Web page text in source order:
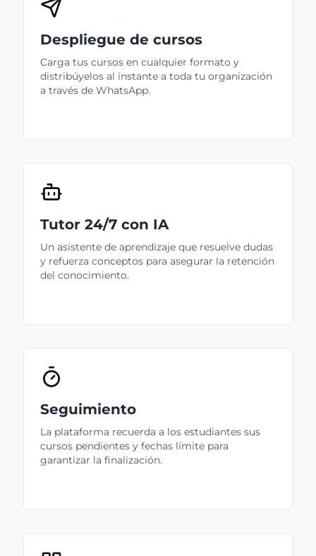
Despliegue de cursos
Carga tus cursos en cualquier formato y
distribúyelos al instante a toda tu organización
a través de WhatsApp.
Tutor 24/7 con IA
Un asistente de aprendizaje que resuelve dudas
y refuerza conceptos para asegurar la retención
del conocimiento.
Seguimiento
La plataforma recuerda a los estudiantes sus
cursos pendientes y fechas límite para
garantizar la finalización.